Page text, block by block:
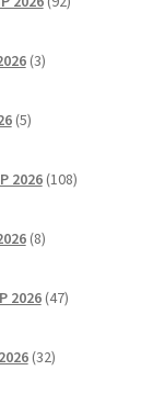
izdelkov
3izdelki
5izdelkov
2026 108izdelkov
8izdelkov
2026 47izdelkov
32izdelkov